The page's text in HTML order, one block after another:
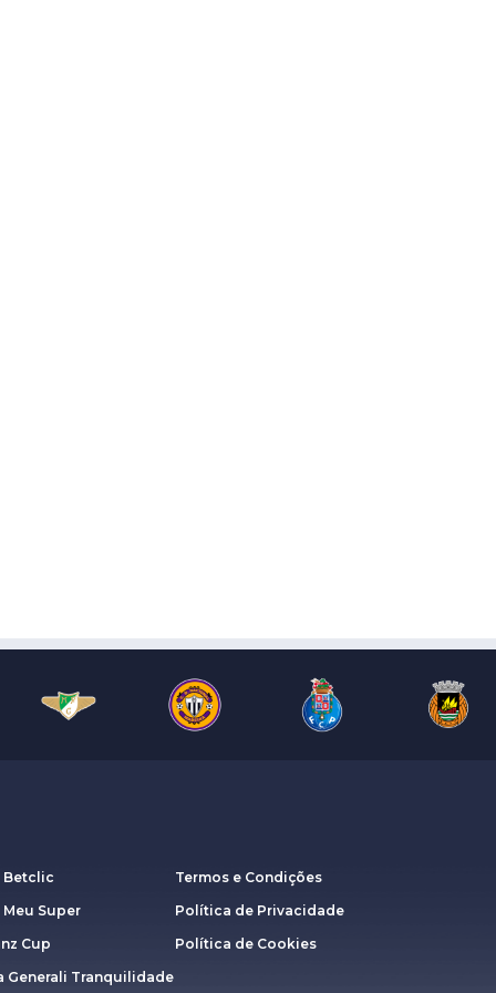
Betclic
Meu Super
Cup
Generali Tranquilidade
Termos e Condições
Política de Privacidade
Política de Cookies